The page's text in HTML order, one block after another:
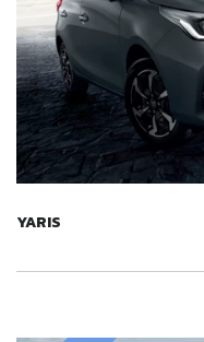
YARIS